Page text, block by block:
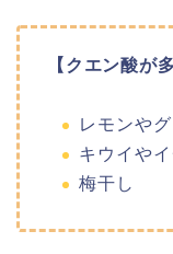
【クエン酸が
レモンや
キウイや
梅干し